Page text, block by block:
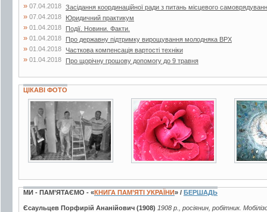
» 07.04.2018 Засідання координаційної ради з питань місцевого
» 07.04.2018 Юридичний практикум
» 01.04.2018 Події. Новини. Факти.
» 01.04.2018 Про державну підтримку вирощування молодняка ВРХ
» 01.04.2018 Часткова компенсація вартості техніки
» 01.04.2018 Про щорічну грошову допомогу до 9 травня
ЦІКАВІ ФОТО
3 фото 2 фото 12
МИ - ПАМ’ЯТАЄМО - «КНИГА ПАМ’ЯТІ УКРАЇНИ» / БЕРШАДЬ
Єсаульцев Порфирій Ананійович (1908) 1908 р., росіянин, робітник.